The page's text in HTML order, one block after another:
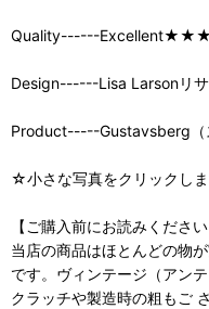
Quality------
Design------Lisa Larsonリ
Product-----Gustavsberg（
☆小さな写真をクリックしま
【ご購入前にお読みください
当店の商品はほとんどの物
です。ヴィンテージ（アン
クラッチや製造時の粗もご